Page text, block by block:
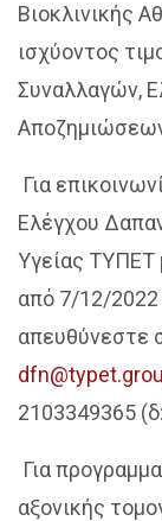
Βιοκλινικής
ισχύοντος
Συναλλαγών,
Για
Ελέγχου
Υγείας ΤΥΠΕΤ
από 7/12/
απευθύνεστε
2103349365
Για
αξονικής